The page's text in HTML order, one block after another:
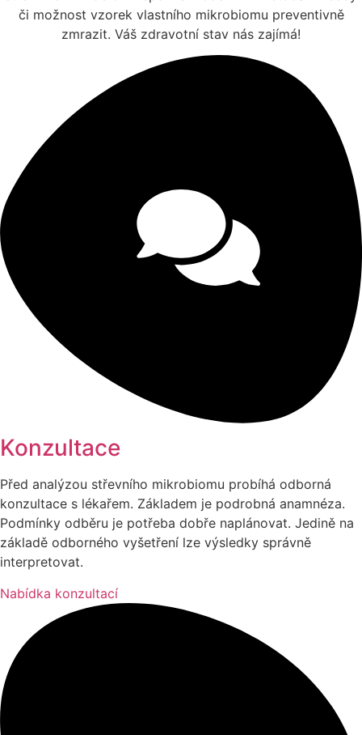
či možnost vzorek vlastního mikrobiomu preventivně
zmrazit. Váš zdravotní stav nás zajímá!
Konzultace​
Před analýzou střevního mikrobiomu probíhá odborná
konzultace s lékařem. Základem je podrobná anamnéza.
Podmínky odběru je potřeba dobře naplánovat. Jedině na
základě odborného vyšetření lze výsledky správně
interpretovat.
Nabídka konzultací